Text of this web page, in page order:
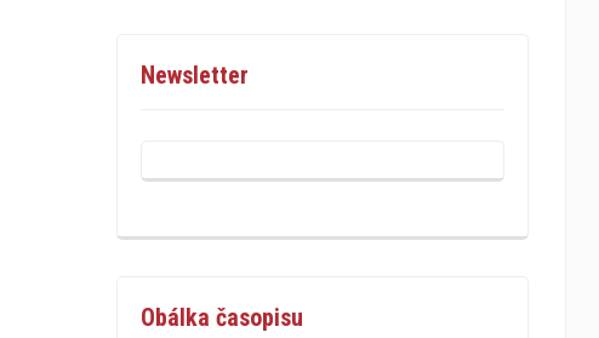
Newsletter
Obálka časopisu